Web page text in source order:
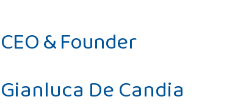
CEO & Founder
Gianluca De Candia